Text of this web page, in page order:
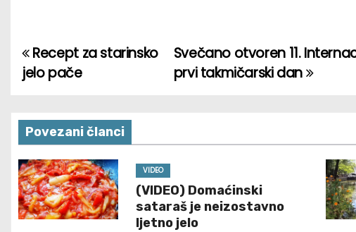
P
o
s
t
n
a
Svečano otvoren 11.
prvi takmičarski dan
Recept za starinsko
jelo pače
Povezani članci
VIDEO
(VIDEO) Domaćinski
sataraš je neizostavno
ljetno jelo